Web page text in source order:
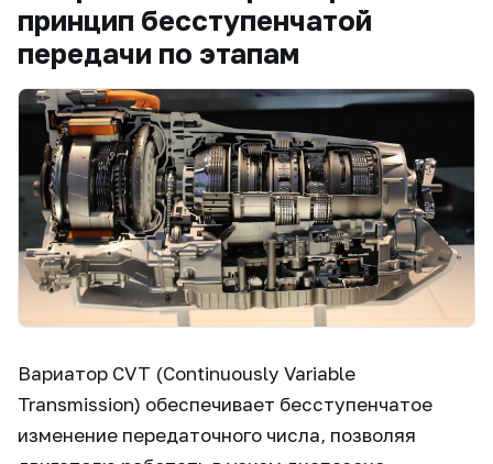
принцип бесступенчатой
передачи по этапам
Вариатор CVT (Continuously Variable
Transmission) обеспечивает бесступенчатое
изменение передаточного числа, позволяя